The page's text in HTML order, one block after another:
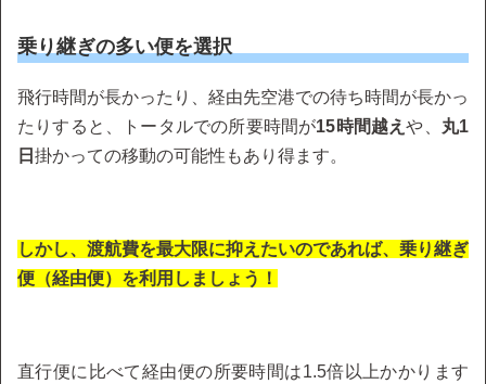
乗り継ぎの多い便を選択
飛行時間が長かったり、経由先空港での待ち時間が長かっ
たりすると、トータルでの所要時間が15時間越えや、 丸1
日 掛かっての移動の可能性もあり得ます。
しかし、渡航費を最大限に抑えたいのであれば、乗り継ぎ
便（経由便）を利用しましょう！
直行便に比べて経由便の所要時間は1.5倍以上かかります